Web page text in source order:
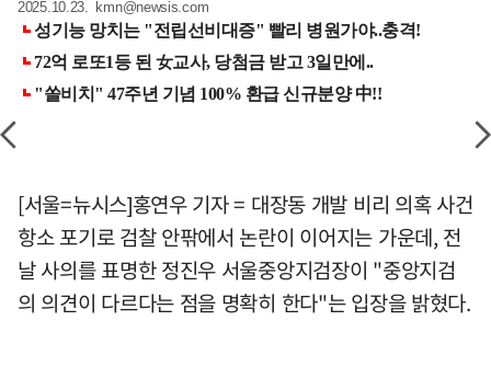
2025.10.23. kmn@newsis.com
[서울=뉴시스]홍연우 기자 = 대장동 개발 비리 의혹 사건
항소 포기로 검찰 안팎에서 논란이 이어지는 가운데, 전
날 사의를 표명한 정진우 서울중앙지검장이 "중앙지검
의 의견이 다르다는 점을 명확히 한다"는 입장을 밝혔다.